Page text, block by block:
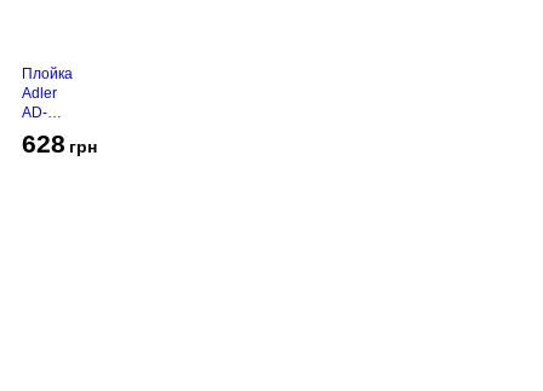
Плойка
Adler
AD-
628 грн